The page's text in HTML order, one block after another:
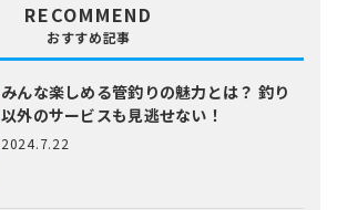
RECOMMEND
おすすめ記事
みんな楽しめる管釣りの魅力とは？ 釣り
以外のサービスも見逃せない！
2024.7.22